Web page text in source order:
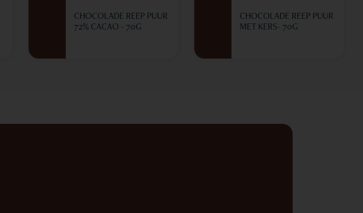
CHOCOLADE REEP PUUR
72% CACAO - 70G
CHOCOLADE REEP PUUR
MET KERS- 70G